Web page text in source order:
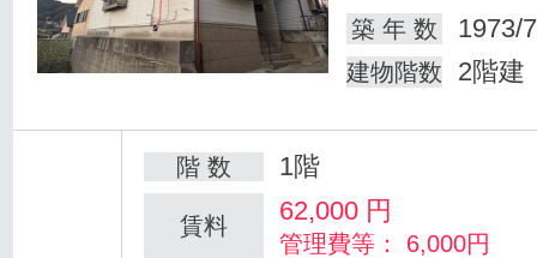
築 年 数
1973/
建物階数 2階建
階 数 1階
賃料 62,000 円
管理費等： 6,000円